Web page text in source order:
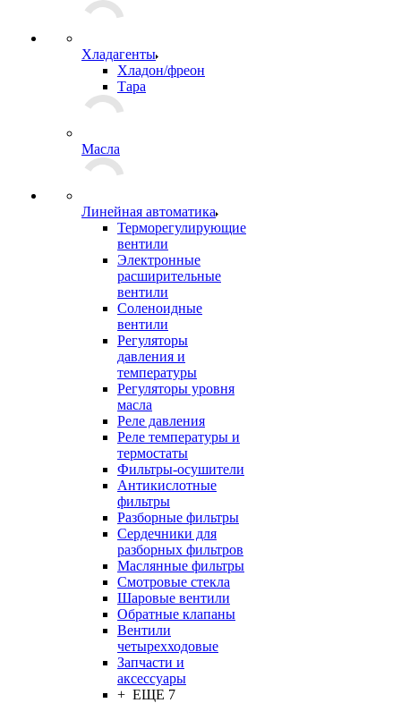
Хладагенты
Хладон/фреон
Тара
Масла
Линейная автоматика
Терморегулирующие
вентили
Электронные
расширительные
вентили
Соленоидные
вентили
Регуляторы
давления и
температуры
Регуляторы уровня
масла
Реле давления
Реле температуры и
термостаты
Фильтры-осушители
Антикислотные
фильтры
Разборные фильтры
Сердечники для
разборных фильтров
Маслянные фильтры
Смотровые стекла
Шаровые вентили
Обратные клапаны
Вентили
четырехходовые
Запчасти и
аксессуары
+ ЕЩЕ 7